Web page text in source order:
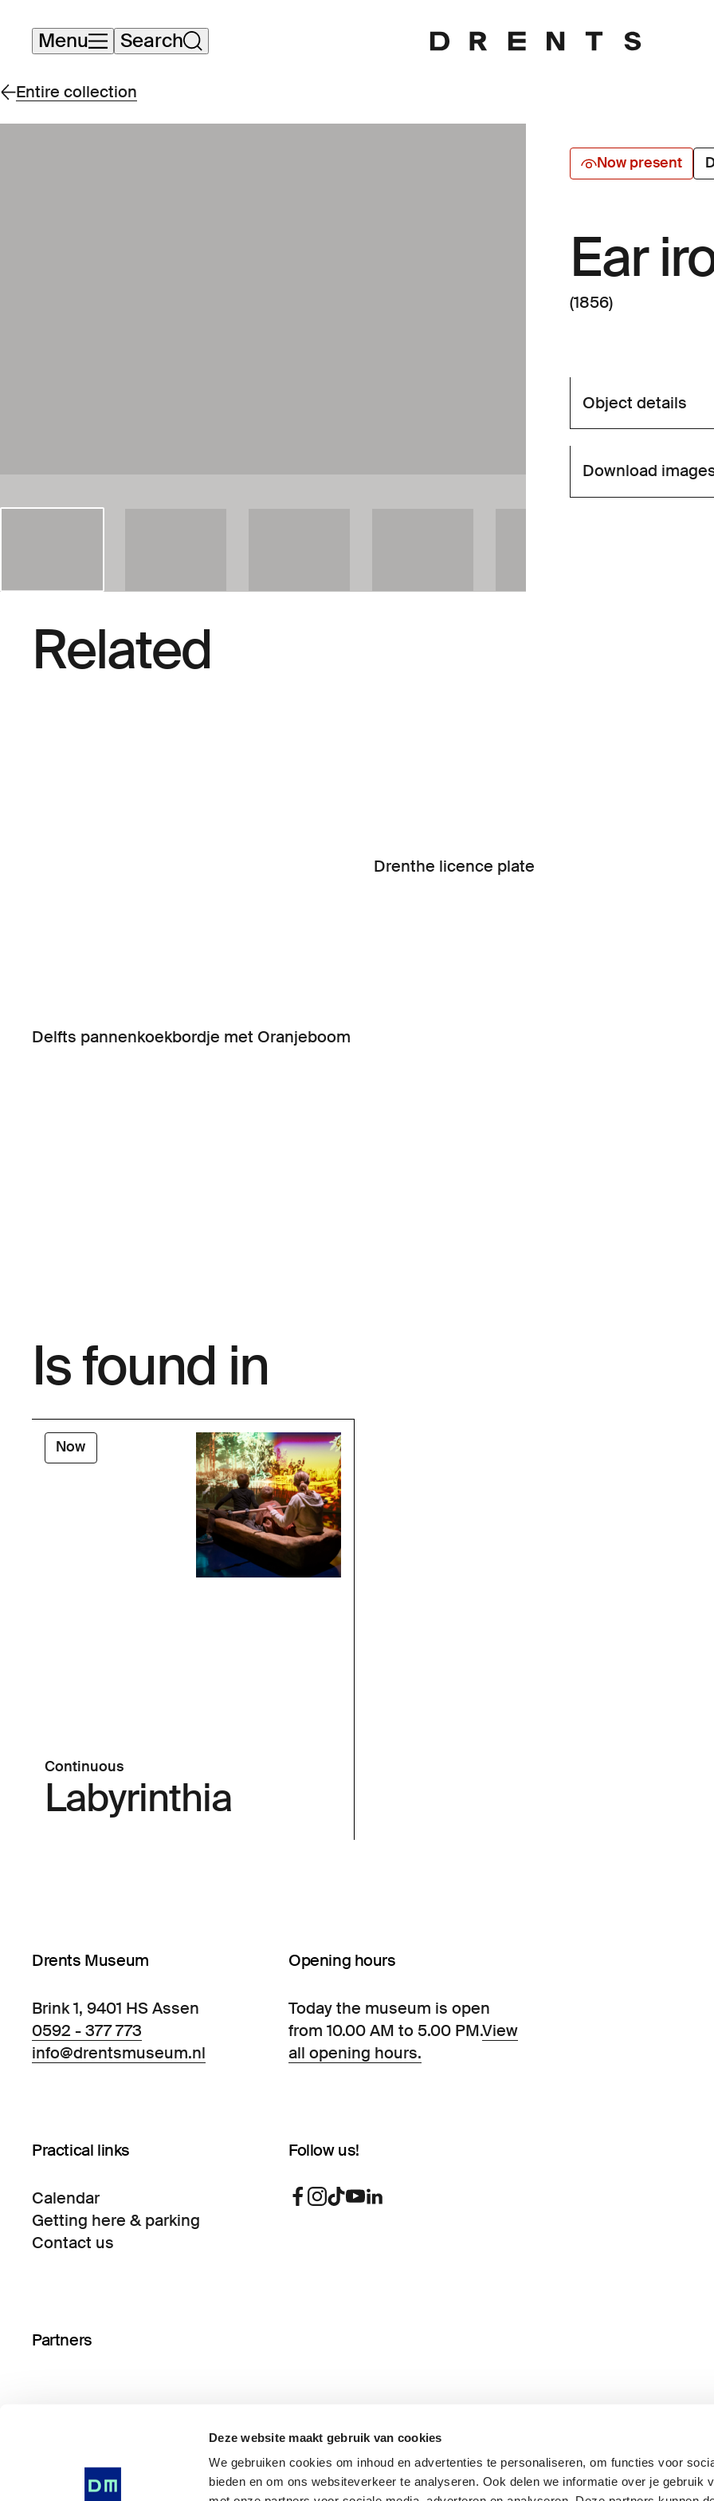
Deze website maakt gebruik van cookies
We gebruiken cookies om inhoud en advertenties te personaliseren, om functies voor
bieden en om ons websiteverkeer te analyseren. Ook delen we informatie over je gebruik
Skip
navigation
Menu Search
Entire collection
Now present
Ear
(1856)
Object details
Download
Related
Delfts pannenkoekbordje met Oranjeboom
Drenthe licence plate
Is found in
Now
Continuous
Labyrinthia
Drents Museum
Brink 1, 9401 HS Assen
0592 - 377 773
info@drentsmuseum.nl
Opening hours
Today the museum is open
from 10.00 AM to 5.00 PM.View
all opening hours.
Practical links
Calendar
Getting here & parking
Contact us
Follow us!
Partners